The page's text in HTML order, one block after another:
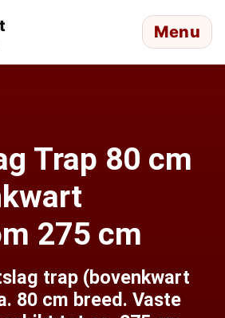
Menu
Trap 80 cm
275 cm
trap (bovenkwart
80 cm breed. Vaste